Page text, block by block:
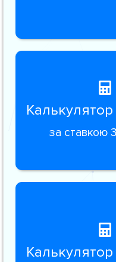
Калькулятор
за ставкою
Калькулятор